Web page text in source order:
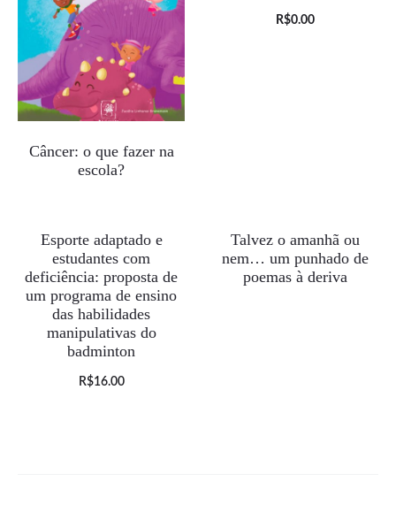
Câncer: o que fazer na
escola?
O
R$0.00
Esporte adaptado e
estudantes com
deficiência: proposta de
um programa de ensino
das habilidades
manipulativas do
badminton
R$16.00
ESGOTADO
Talvez o amanhã ou
nem… um punhado de
poemas à deriva